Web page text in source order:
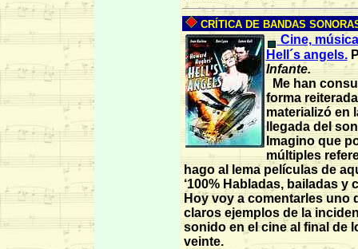
CRÍTICA DE BANDAS
Cine,
Hell´s angels.
Infante.
Me han
forma
materializó en
llegada del
Imagino que
múltiples
hago al lema películas de
‘100% Habladas, bailadas y
Hoy voy a comentarles uno
claros ejemplos de la
sonido en el cine al final de
veinte.